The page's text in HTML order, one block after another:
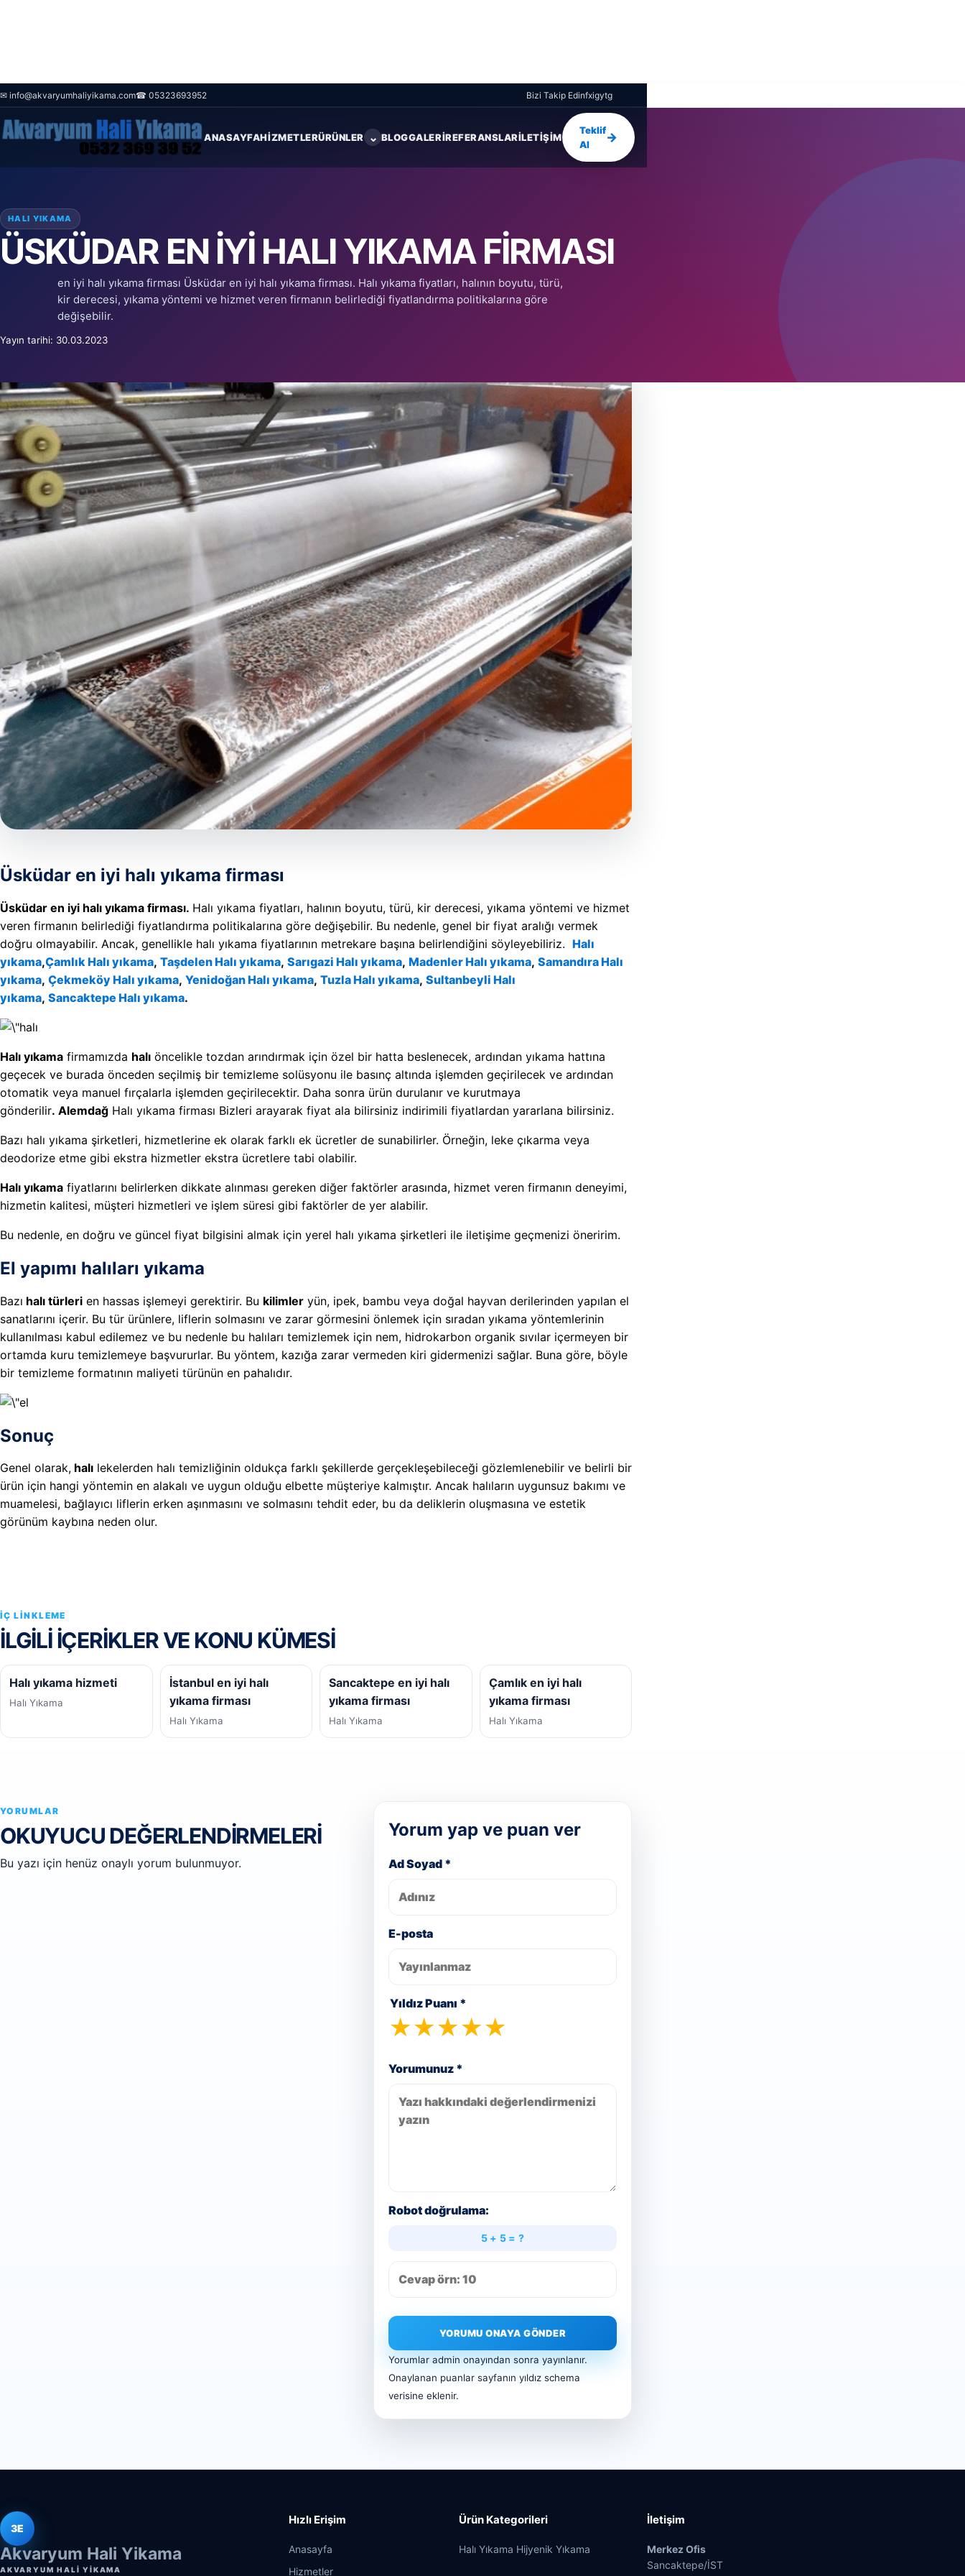
✉ info@akvaryumhaliyikama.com☎ 05323693952 Bizi Takip Edinfxigytg
ANASAYFAHIZMETLERÜRÜNLER ⌄ BLOGGALERIREFERANSLARİLETIŞIM
Teklif
Al
→
Ana Sayfa/Blog/Üsküdar en iyi halı yıkama firması
HALI YIKAMA
ÜSKÜDAR EN IYI HALI YIKAMA FIRMASI
en iyi halı yıkama firması Üsküdar en iyi halı yıkama firması. Halı yıkama fiyatları, halının boyutu, türü,
kir derecesi, yıkama yöntemi ve hizmet veren firmanın belirlediği fiyatlandırma politikalarına göre
değişebilir.
Yayın tarihi: 30.03.2023
Üsküdar en iyi halı yıkama firması
Üsküdar en iyi halı yıkama firması. Halı yıkama fiyatları, halının boyutu, türü, kir derecesi, yıkama yöntemi ve hizmet
veren firmanın belirlediği fiyatlandırma politikalarına göre değişebilir. Bu nedenle, genel bir fiyat aralığı vermek
doğru olmayabilir. Ancak, genellikle halı yıkama fiyatlarının metrekare başına belirlendiğini söyleyebiliriz. Halı
yıkama,Çamlık Halı yıkama, Taşdelen Halı yıkama, Sarıgazi Halı yıkama, Madenler Halı yıkama, Samandıra Halı
yıkama, Çekmeköy Halı yıkama, Yenidoğan Halı yıkama, Tuzla Halı yıkama, Sultanbeyli Halı
yıkama, Sancaktepe Halı yıkama.
Halı yıkama firmamızda halı öncelikle tozdan arındırmak için özel bir hatta beslenecek, ardından yıkama hattına
geçecek ve burada önceden seçilmiş bir temizleme solüsyonu ile basınç altında işlemden geçirilecek ve ardından
otomatik veya manuel fırçalarla işlemden geçirilecektir. Daha sonra ürün durulanır ve kurutmaya
gönderilir. Alemdağ Halı yıkama firması Bizleri arayarak fiyat ala bilirsiniz indirimili fiyatlardan yararlana bilirsiniz.
Bazı halı yıkama şirketleri, hizmetlerine ek olarak farklı ek ücretler de sunabilirler. Örneğin, leke çıkarma veya
deodorize etme gibi ekstra hizmetler ekstra ücretlere tabi olabilir.
Halı yıkama fiyatlarını belirlerken dikkate alınması gereken diğer faktörler arasında, hizmet veren firmanın deneyimi,
hizmetin kalitesi, müşteri hizmetleri ve işlem süresi gibi faktörler de yer alabilir.
Bu nedenle, en doğru ve güncel fiyat bilgisini almak için yerel halı yıkama şirketleri ile iletişime geçmenizi öneririm.
El yapımı halıları yıkama
Bazı halı türleri en hassas işlemeyi gerektirir. Bu kilimler yün, ipek, bambu veya doğal hayvan derilerinden yapılan el
sanatlarını içerir. Bu tür ürünlere, liflerin solmasını ve zarar görmesini önlemek için sıradan yıkama yöntemlerinin
kullanılması kabul edilemez ve bu nedenle bu halıları temizlemek için nem, hidrokarbon organik sıvılar içermeyen bir
ortamda kuru temizlemeye başvururlar. Bu yöntem, kazığa zarar vermeden kiri gidermenizi sağlar. Buna göre, böyle
bir temizleme formatının maliyeti türünün en pahalıdır.
Sonuç
Genel olarak, halı lekelerden halı temizliğinin oldukça farklı şekillerde gerçekleşebileceği gözlemlenebilir ve belirli bir
ürün için hangi yöntemin en alakalı ve uygun olduğu elbette müşteriye kalmıştır. Ancak halıların uygunsuz bakımı ve
muamelesi, bağlayıcı liflerin erken aşınmasını ve solmasını tehdit eder, bu da deliklerin oluşmasına ve estetik
görünüm kaybına neden olur.
İÇ LINKLEME
İLGILI IÇERIKLER VE KONU KÜMESI
Halı yıkama hizmeti
Halı Yıkama
İstanbul en iyi halı
yıkama firması
Halı Yıkama
Sancaktepe en iyi halı
yıkama firması
Halı Yıkama
Çamlık en iyi halı
yıkama firması
Halı Yıkama
YORUMLAR
OKUYUCU DEĞERLENDIRMELERI
Bu yazı için henüz onaylı yorum bulunmuyor.
Yorum yap ve puan ver
Ad Soyad *
E-posta
Yıldız Puanı *
★
★
★
★
★
Yorumunuz *
Robot doğrulama:
5 + 5 = ?
YORUMU ONAYA GÖNDER
Yorumlar admin onayından sonra yayınlanır.
Onaylanan puanlar sayfanın yıldız schema
verisine eklenir.
3E
Akvaryum Hali Yikama
AKVARYUM HALI YIKAMA
Hızlı Erişim
Anasayfa
Hizmetler
Ürün Kategorileri
Halı Yıkama Hijyenik Yıkama
İletişim
Merkez Ofis
Sancaktepe/İST